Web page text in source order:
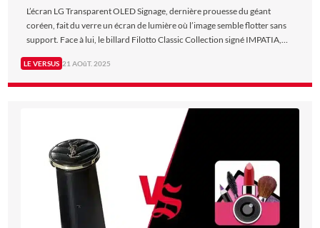
L’écran LG Transparent OLED Signage, dernière prouesse du géant
coréen, fait du verre un écran de lumière où l’image semble flotter sans
support. Face à lui, le billard Filotto Classic Collection signé IMPATIA,
design en verre…
LE VERSUS 21 AOûT. 2025